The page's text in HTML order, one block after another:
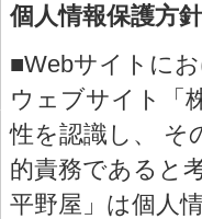
個人情報保護方針
■Webサイトに
ウェブサイト「
性を認識し、 そ
的責務であると
平野屋」は個人